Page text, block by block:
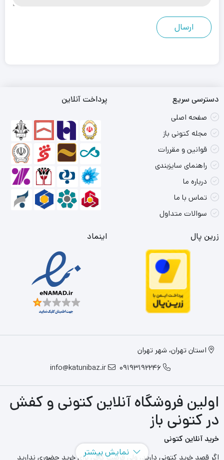
دسترسی سریع
صفحه اصلی
مجله کتونی باز
قوانین و مقررات
راهنمای سایزبندی
درباره ما
تماس با ما
سوالات متداول
پرداخت آنلاین
زرین پال اینماد
استان تهران، شهر تهران
09193192246
info@katunibaz.ir
اولین فروشگاه آنلاین کتونی و کفش
در کتونی باز
خرید آنلاین کتونی
اگر قصد خرید کتونی دارید، ولی فرصت کافی برای خرید حضوری ندارید
نمایش بیشتر